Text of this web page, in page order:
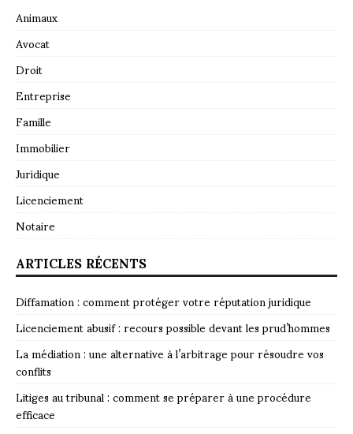
Animaux
Avocat
Droit
Entreprise
Famille
Immobilier
Juridique
Licenciement
Notaire
ARTICLES RÉCENTS
Diffamation : comment protéger votre réputation juridique
Licenciement abusif : recours possible devant les prud’hommes
La médiation : une alternative à l’arbitrage pour résoudre vos
conflits
Litiges au tribunal : comment se préparer à une procédure
efficace